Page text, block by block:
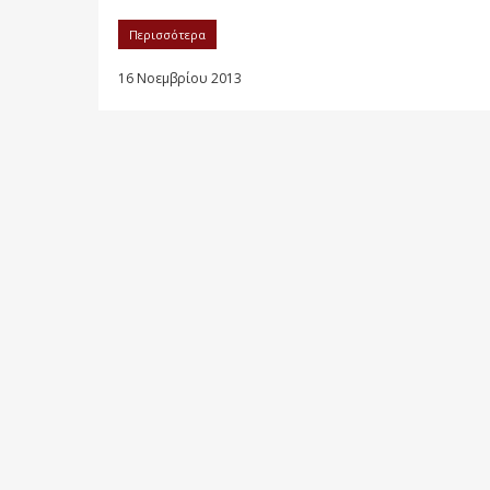
Περισσότερα
16 Νοεμβρίου 2013